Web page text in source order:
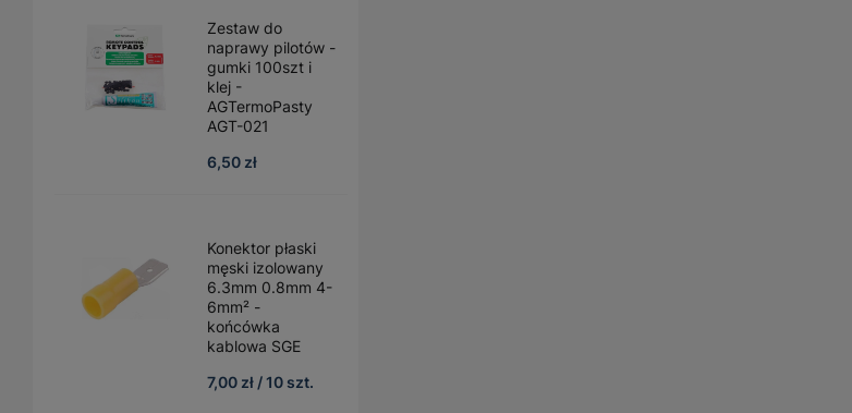
Zestaw do
naprawy pilotów -
gumki 100szt i
klej -
AGTermoPasty
AGT-021
6,50 zł
Konektor płaski
męski izolowany
6.3mm 0.8mm 4-
6mm² -
końcówka
kablowa SGE
7,00 zł / 10 szt.